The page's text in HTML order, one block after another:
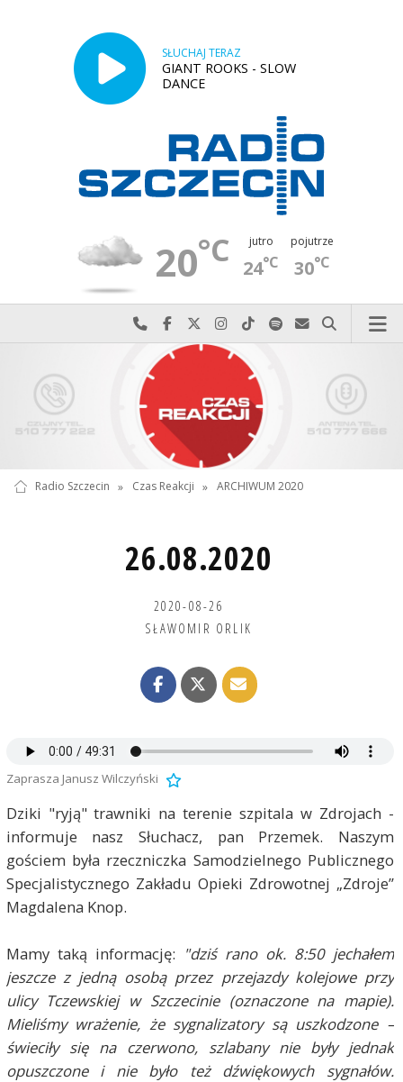
SŁUCHAJ TERAZ
GIANT ROOKS - SLOW
DANCE
20°C jutro
24°C
pojutrze
30°C
Najlepiej po prostu do nas zadzwoń
Odwiedź nas na Facebook-u
Odwiedź nas na X
Odwiedź nas na Instagram-ie
Odwiedź nas na TikTok-u
Szukaj nas na Spotify
Wyślij do nas
Szukaj
Radio Szczecin » Czas Reakcji » ARCHIWUM 2020
26.08.2020
2020-08-26
SŁAWOMIR ORLIK
Zaprasza Janusz Wilczyński
Dziki "ryją" trawniki na terenie szpitala w Zdrojach -
informuje nasz Słuchacz, pan Przemek. Naszym
gościem była rzeczniczka Samodzielnego Publicznego
Specjalistycznego Zakładu Opieki Zdrowotnej „Zdroje”
Magdalena Knop.
Mamy taką informację: "dziś rano ok. 8:50 jechałem
jeszcze z jedną osobą przez przejazdy kolejowe przy
ulicy Tczewskiej w Szczecinie (oznaczone na mapie).
Mieliśmy wrażenie, że sygnalizatory są uszkodzone –
świeciły się na czerwono, szlabany nie były jednak
opuszczone i nie było też dźwiękowych sygnałów.